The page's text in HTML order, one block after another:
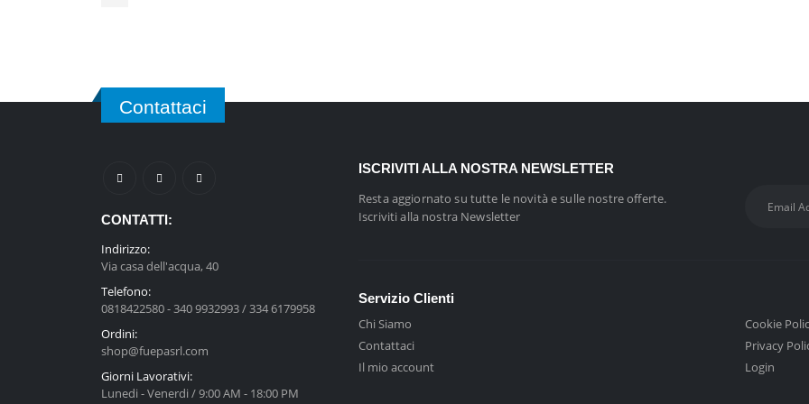
Contattaci
CONTATTI:
Indirizzo:
Via casa dell'acqua, 40
Telefono:
0818422580 - 340 9932993 / 334 6179958
Ordini:
shop@fuepasrl.com
Giorni Lavorativi:
Lunedi - Venerdi / 9:00 AM - 18:00 PM
ISCRIVITI ALLA NOSTRA NEWSLETTER
Resta aggiornato su tutte le novità e sulle nostre offerte.
Iscriviti alla nostra Newsletter
Servizio Clienti
Chi Siamo
Contattaci
Il mio account
Cookie
Privacy
Login